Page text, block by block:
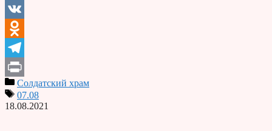
Email
VK
Odnoklassniki
Telegram
PrintСолдатский храм
07.08
18.08.2021